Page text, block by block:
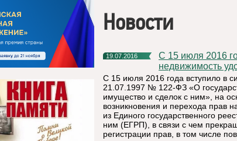
Новости
19.07.2016
С 15 июля 2016 года государственная регистрация прав на
недвижимость
С 15 июля 2016 года вступило в
21.07.1997 № 122-ФЗ «О
имущество и сделок с ним», на
возникновения и перехода прав
из Единого государственного
ним (ЕГРП), в связи с чем
регистрации прав, в том числе